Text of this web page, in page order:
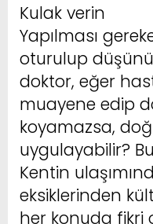
Kulak verin
Yapılması
oturulup
doktor, eğer
muayene edip
koyamazsa,
uygulayabilir?
Kentin
eksiklerinden
her konuda fikri